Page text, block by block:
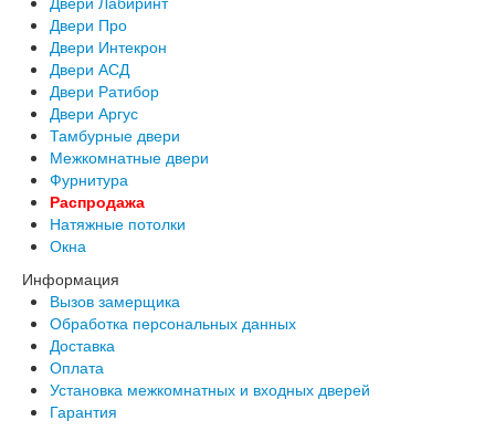
Двери Про
Двери Интекрон
Двери АСД
Двери Ратибор
Двери Аргус
Тамбурные двери
Межкомнатные двери
Фурнитура
Распродажа
Натяжные потолки
Окна
Информация
Вызов замерщика
Обработка персональных данных
Доставка
Оплата
Установка межкомнатных и входных дверей
Гарантия